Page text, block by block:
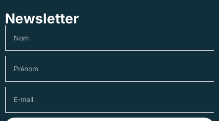
Newsletter